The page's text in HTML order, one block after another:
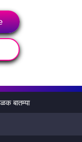
बातम्या